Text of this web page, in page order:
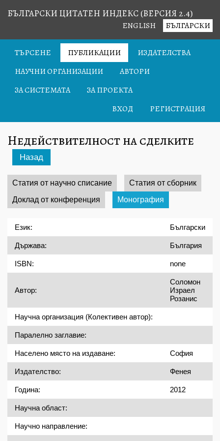
БЪЛГАРСКИ ЦИТАТЕН ИНДЕКС (ВЕРСИЯ 2.4)
БЪЛГАРСКИ
ENGLISH
ТЪРСЕНЕ ПУБЛИКАЦИИ
ИЗДАТЕЛСТВА
НАУЧНИ ОРГАНИЗАЦИИ
АВТОРИ
ЗА СИСТЕМАТА
ЗА ПРОЕКТА
ВХОД
РЕГИСТРАЦИЯ
Недействителност на сделките
Назад
Статия от научно списание
Статия от сборник
Доклад от конференция
Монография
Език: Български
Държава: България
ISBN: none
Автор:
Соломон Израел Розанис
Научна организация (Колективен автор):
Паралелно заглавие:
Населено място на издаване: София
Издателство: Фенея
Година: 2012
Научна област:
Научно направление: